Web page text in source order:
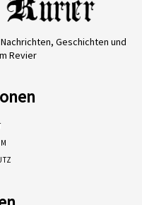
Geschichten und
Revier